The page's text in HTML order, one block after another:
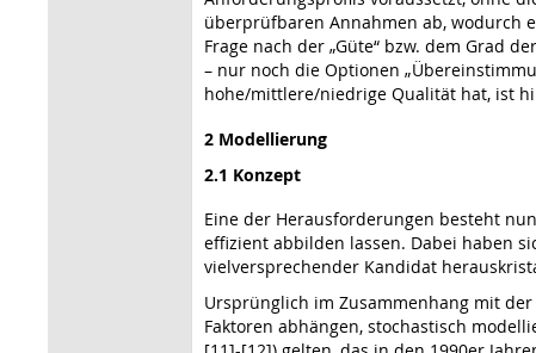
überprüfbaren Annahmen ab, wodurch
Frage nach der „Güte“ bzw. dem Grad
– nur noch die Optionen
hohe/mittlere/niedrige Qualität hat, ist
2 Modellierung
2.1 Konzept
Eine der Herausforderungen besteht
effizient abbilden lassen. Dabei haben
vielversprechender Kandidat
Ursprünglich im Zusammenhang mit
Faktoren abhängen, stochastisch